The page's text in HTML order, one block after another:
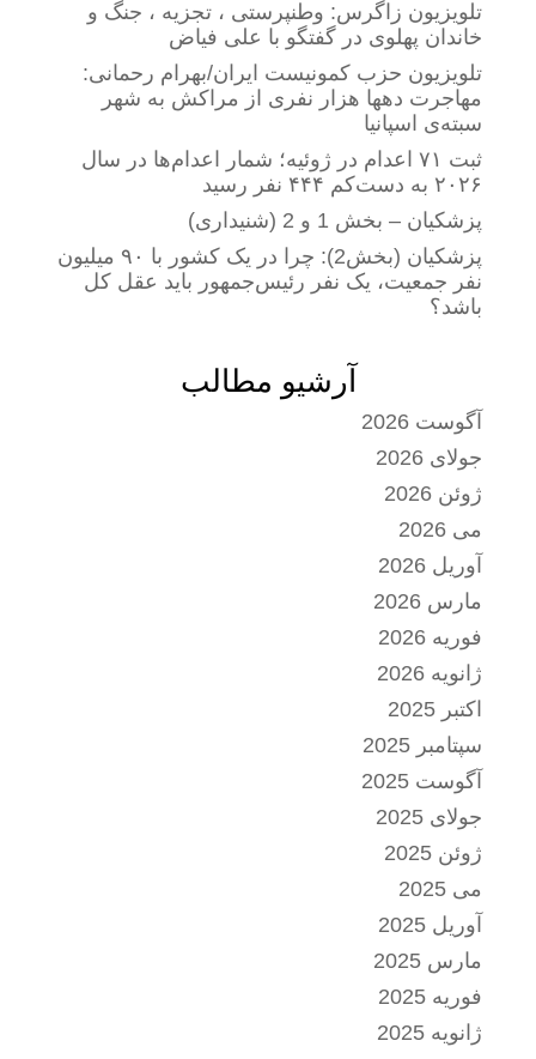
تلویزیون زاگرس: وطنپرستی ، تجزیه ، جنگ و
خاندان پهلوی در گفتگو با علی فیاض
تلویزیون حزب کمونیست ایران/بهرام رحمانی:
مهاجرت دهها هزار نفری از مراکش به شهر
سبته‌ی اسپانیا
ثبت ۷۱ اعدام در ژوئیه؛ شمار اعدام‌ها در سال
۲۰۲۶ به دست‌کم ۴۴۴ نفر رسید
پزشکیان – بخش 1 و 2 (شنیداری)
پزشکیان (بخش2): چرا در یک کشور با ۹۰ میلیون
نفر جمعیت، یک نفر رئیس‌جمهور باید عقل کل
باشد؟
آرشیو مطالب
آگوست 2026
جولای 2026
ژوئن 2026
می 2026
آوریل 2026
مارس 2026
فوریه 2026
ژانویه 2026
اکتبر 2025
سپتامبر 2025
آگوست 2025
جولای 2025
ژوئن 2025
می 2025
آوریل 2025
مارس 2025
فوریه 2025
ژانویه 2025